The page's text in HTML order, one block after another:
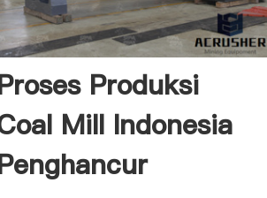
Produksi
Mill Indonesia